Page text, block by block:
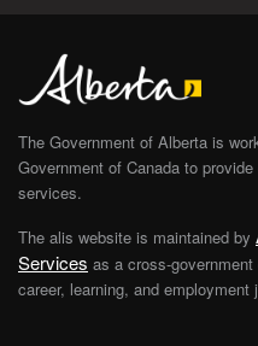
The Government of Alberta is
Government of Canada to
services.
The alis website is maintained by
Services as a cross-
career, learning, and